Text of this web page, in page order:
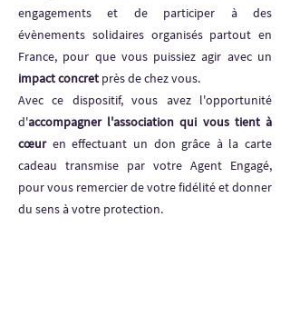
engagements et de participer à des
évènements solidaires organisés partout en
France, pour que vous puissiez agir avec un
impact concret près de chez vous.
Avec ce dispositif, vous avez l'opportunité
d'accompagner l'association qui vous tient à
cœuren effectuant un don grâce à la carte
cadeau transmise par votre Agent Engagé,
pour vous remercier de votre fidélité et donner
du sens à votre protection.